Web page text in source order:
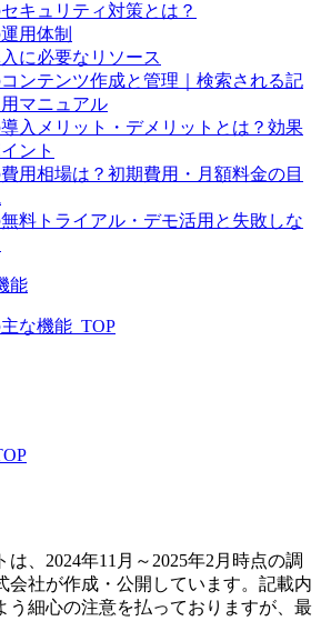
キュリティ対策とは？
用体制
に必要なリソース
ンテンツ作成と管理｜検索される記
マニュアル
入メリット・デメリットとは？効果
ント
用相場は？初期費用・月額料金の目
料トライアル・デモ活用と失敗しな
能
な機能_TOP
、2024年11月～2025年2月時点の調
会社が作成・公開しています。記載内
う細心の注意を払っておりますが、最